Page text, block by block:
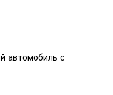
автомобиль с